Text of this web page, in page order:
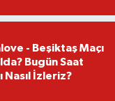
- Beşiktaş Maçı
Bugün Saat
Nasıl İzleriz?